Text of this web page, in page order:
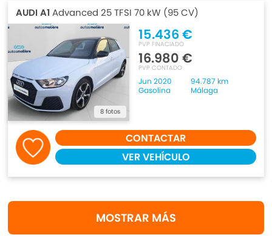
AUDI A1Advanced 25 TFSI 70 kW (95 CV)
8 fotos
15.436 €
PVP FINACIADO
16.980 €
PVP CONTADO
Jun 2020
94.787 km
Gasolina
Málaga
CONTACTAR
VER VEHÍCULO
MOSTRAR MÁS